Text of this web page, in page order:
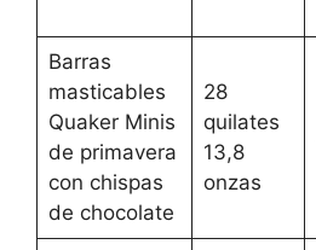
Barras
masticables
Quaker Minis
de primavera
con chispas
de chocolate
28
quilates
13,8
onzas